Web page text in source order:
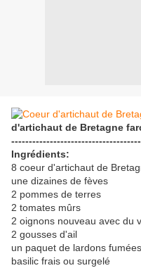
d'artichaut de Bretagne
Ingrédients:
8 coeur d'artichaut de
une dizaines de fèves
2 pommes de terres
2 tomates mûrs
2 oignons nouveau avec du
2 gousses d'ail
un paquet de lardons fumées
basilic frais ou surgelé